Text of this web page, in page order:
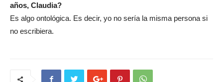
años, Claudia?
Es algo ontológica. Es decir, yo no sería la misma persona si
no escribiera.